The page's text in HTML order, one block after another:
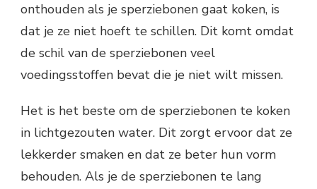
onthouden als je sperziebonen gaat koken, is
dat je ze niet hoeft te schillen. Dit komt omdat
de schil van de sperziebonen veel
voedingsstoffen bevat die je niet wilt missen.
Het is het beste om de sperziebonen te koken
in lichtgezouten water. Dit zorgt ervoor dat ze
lekkerder smaken en dat ze beter hun vorm
behouden. Als je de sperziebonen te lang